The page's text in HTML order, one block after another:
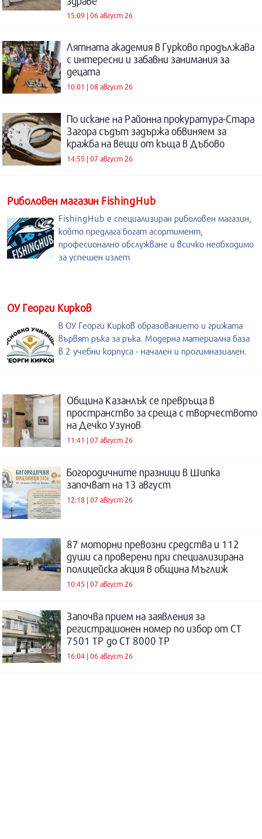
15:09 | 06 август 26
Лятната академия в Гурково продължава
с интересни и забавни занимания за
децата
10:01 | 08 август 26
По искане на Районна прокуратура-Стара
Загора съдът задържа обвиняем за
кражба на вещи от къща в Дъбово
14:55 | 07 август 26
Риболовен магазин FishingHub
FishingHub е специализиран риболовен магазин,
който предлага богат асортимент,
професионално обслужване и всичко необходимо
за успешен излет
ОУ Георги Кирков
В ОУ Георги Кирков образованието и грижата
вървят ръка за ръка. Модерна материална база
в 2 учебни корпуса - начален и прогимназиален.
Община Казанлък се превръща в
пространство за среща с творчеството
на Дечко Узунов
11:41 | 07 август 26
Богородичните празници в Шипка
започват на 13 август
12:18 | 07 август 26
87 моторни превозни средства и 112
души са проверени при специализирана
полицейска акция в община Мъглиж
10:45 | 07 август 26
Започва прием на заявления за
регистрационен номер по избор от СТ
7501 ТР до СТ 8000 ТР
16:04 | 06 август 26